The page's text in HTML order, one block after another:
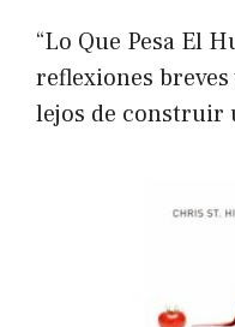
“Lo Que Pesa El
reflexiones
lejos de